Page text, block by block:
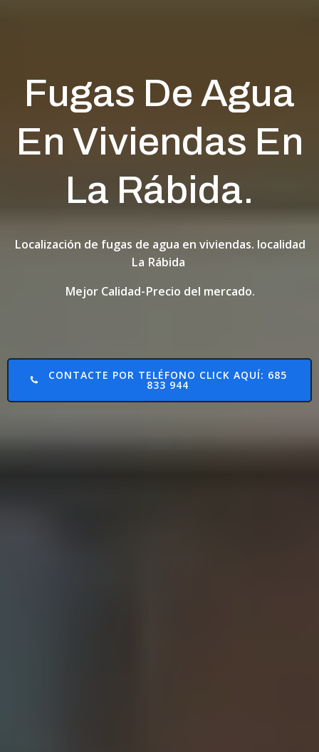
Fugas De Agua
En Viviendas En
La Rábida.
Localización de fugas de agua en viviendas. localidad
La Rábida
Mejor Calidad-Precio del mercado.
CONTACTE POR TELÉFONO CLICK AQUÍ: 685
833 944